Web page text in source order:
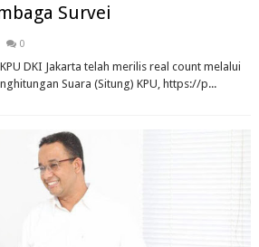
Survei
0
KPU DKI Jakarta telah merilis real count melalui
Suara (Situng) KPU, https://p...